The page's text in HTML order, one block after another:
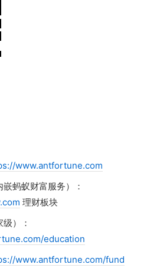
www.antfortune.com
蚂蚁财富服务）：
理财板块
）：
education
www.antfortune.com/fund